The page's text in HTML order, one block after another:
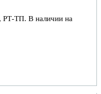
ТП. В наличии на